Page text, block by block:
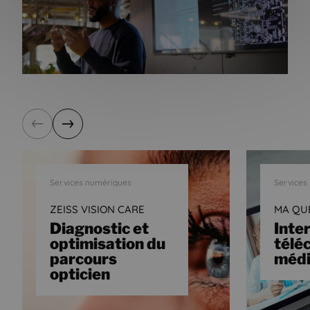
Précédent
Suivant
Services numériques
ZEISS VISION CARE
Diagnostic et
optimisation du
parcours
opticien
MA